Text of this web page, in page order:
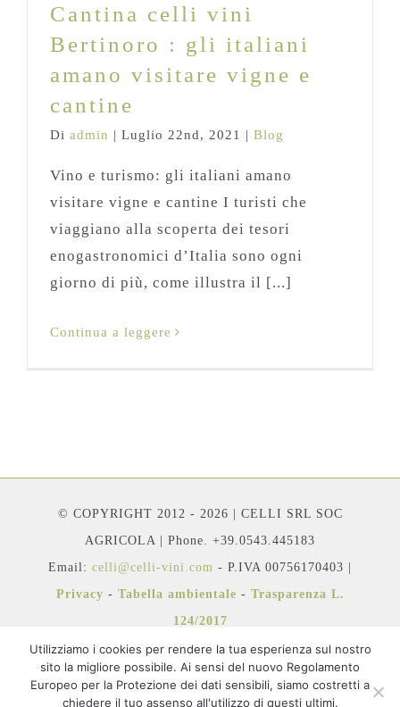
Cantina celli vini
Bertinoro : gli italiani
amano visitare vigne e
cantine
Di admin | Luglio 22nd, 2021 | Blog
Vino e turismo: gli italiani amano
visitare vigne e cantine I turisti che
viaggiano alla scoperta dei tesori
enogastronomici d’Italia sono ogni
giorno di più, come illustra il [...]
Continua a leggere
© COPYRIGHT 2012 - 2026 | CELLI SRL SOC
AGRICOLA | Phone. +39.0543.445183
Email: celli@celli-vini.com - P.IVA 00756170403 |
Privacy - Tabella ambientale - Trasparenza L.
124/2017
Utilizziamo i cookies per rendere la tua esperienza sul nostro
sito la migliore possibile. Ai sensi del nuovo Regolamento
Europeo per la Protezione dei dati sensibili, siamo costretti a
chiedere il tuo assenso all'utilizzo di questi ultimi.